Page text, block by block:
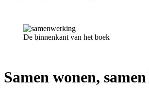
De binnenkant van het boek
Samen wonen,